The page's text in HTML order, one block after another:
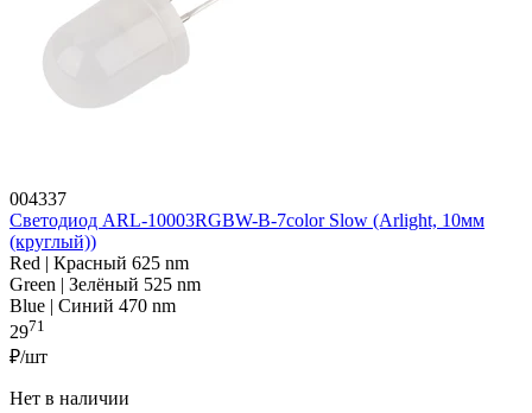
004337
Светодиод ARL-10003RGBW-B-7color Slow (Arlight, 10мм
(круглый))
Red | Красный 625 nm
Green | Зелёный 525 nm
Blue | Синий 470 nm
2971
₽/шт
Нет в наличии